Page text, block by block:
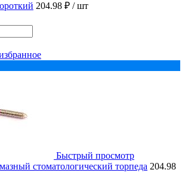
204.98 ₽ / шт
Быстрый просмотр
стоматологический торпеда 204.98